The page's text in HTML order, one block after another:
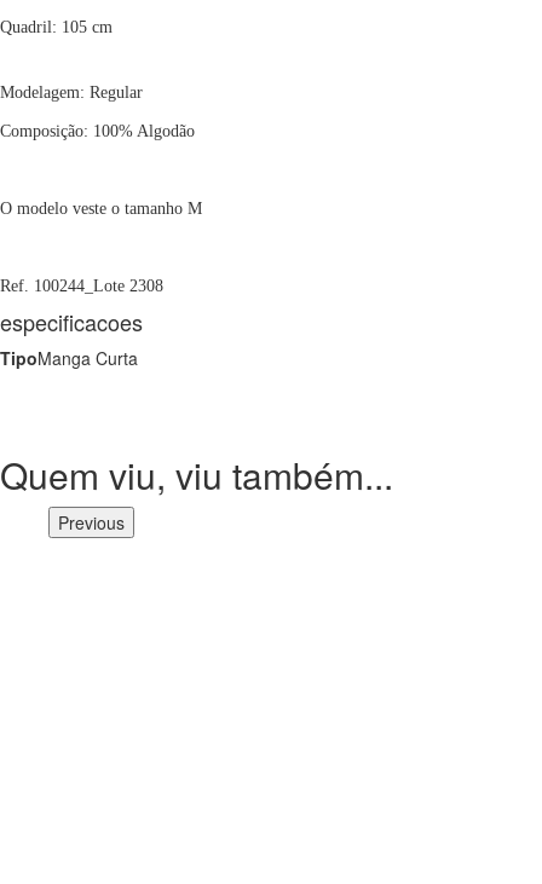
Quadril: 105 cm
Modelagem: Regular
Composição: 100% Algodão
O modelo veste o tamanho M
Ref. 100244_Lote 2308
especificacoes
TipoManga Curta
Quem viu, viu também...
Previous